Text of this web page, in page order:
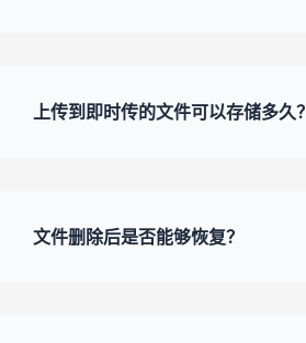
上传到即时传的文件可以存储多久？
文件删除后是否能够恢复？